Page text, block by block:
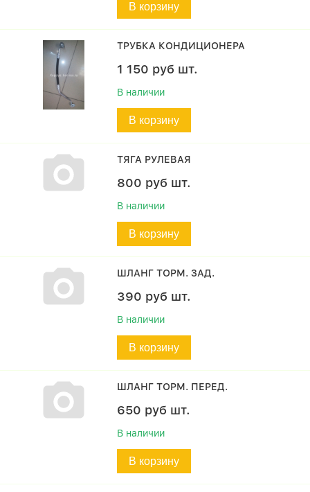
В корзину
ТРУБКА КОНДИЦИОНЕРА
1 150 руб шт.
В наличии
В корзину
ТЯГА РУЛЕВАЯ
800 руб шт.
В наличии
В корзину
ШЛАНГ ТОРМ. ЗАД.
390 руб шт.
В наличии
В корзину
ШЛАНГ ТОРМ. ПЕРЕД.
650 руб шт.
В наличии
В корзину